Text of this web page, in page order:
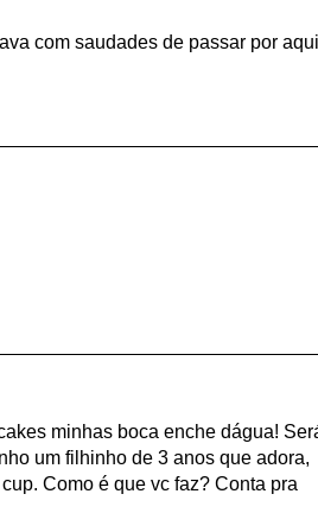
com saudades de passar por
minhas boca enche dágua!
um filhinho de 3 anos que adora,
Como é que vc faz? Conta pra